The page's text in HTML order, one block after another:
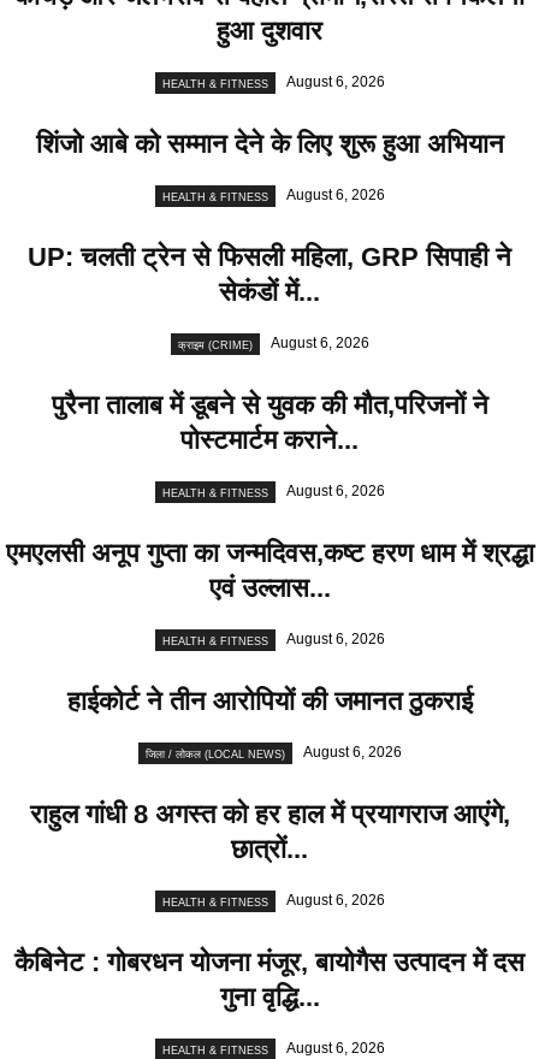
हुआ दुशवार
HEALTH & FITNESS August 6, 2026
शिंजो आबे को सम्मान देने के लिए शुरू हुआ अभियान
HEALTH & FITNESS August 6, 2026
UP: चलती ट्रेन से फिसली महिला, GRP सिपाही ने
सेकंडों में...
क्राइम (CRIME) August 6, 2026
पुरैना तालाब में डूबने से युवक की मौत,परिजनों ने
पोस्टमार्टम कराने...
HEALTH & FITNESS August 6, 2026
एमएलसी अनूप गुप्ता का जन्मदिवस,कष्ट हरण धाम में श्रद्धा
एवं उल्लास...
HEALTH & FITNESS August 6, 2026
हाईकोर्ट ने तीन आरोपियों की जमानत ठुकराई
जिला / लोकल (LOCAL NEWS) August 6, 2026
राहुल गांधी 8 अगस्त को हर हाल में प्रयागराज आएंगे,
छात्रों...
HEALTH & FITNESS August 6, 2026
कैबिनेट : गोबरधन योजना मंजूर, बायोगैस उत्पादन में दस
गुना वृद्धि...
HEALTH & FITNESS August 6, 2026